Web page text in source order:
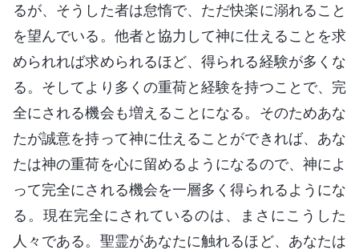
るが、そうした者は怠惰で、ただ快楽に溺れること
を望んでいる。他者と協力して神に仕えることを求
められれば求められるほど、得られる経験が多くな
る。そしてより多くの重荷と経験を持つことで、完
全にされる機会も増えることになる。そのためあな
たが誠意を持って神に仕えることができれば、あな
たは神の重荷を心に留めるようになるので、神によ
って完全にされる機会を一層多く得られるようにな
る。現在完全にされているのは、まさにこうした
人々である。聖霊があなたに触れるほど、あなたは